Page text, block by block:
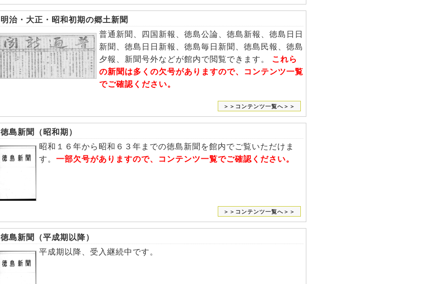
明治・大正・昭和初期の郷土新聞
普通新聞、四国新報、徳島公論、徳島新報、徳島日日
新聞、徳島日日新報、徳島毎日新聞、徳島民報、徳島
夕報、新聞号外などが館内で閲覧できます。 これら
の新聞は多くの欠号がありますので、コンテンツ一覧
でご確認ください。
＞＞コンテンツ一覧へ＞＞
徳島新聞（昭和期）
昭和１６年から昭和６３年までの徳島新聞を館内でご覧いただけま
す。 一部欠号がありますので、コンテンツ一覧でご確認ください。
＞＞コンテンツ一覧へ＞＞
徳島新聞（平成期以降）
平成期以降、受入継続中です。